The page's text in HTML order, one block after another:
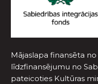
Mājaslapa finansēta
līdzfinansējumu no
pateicoties Kultūras